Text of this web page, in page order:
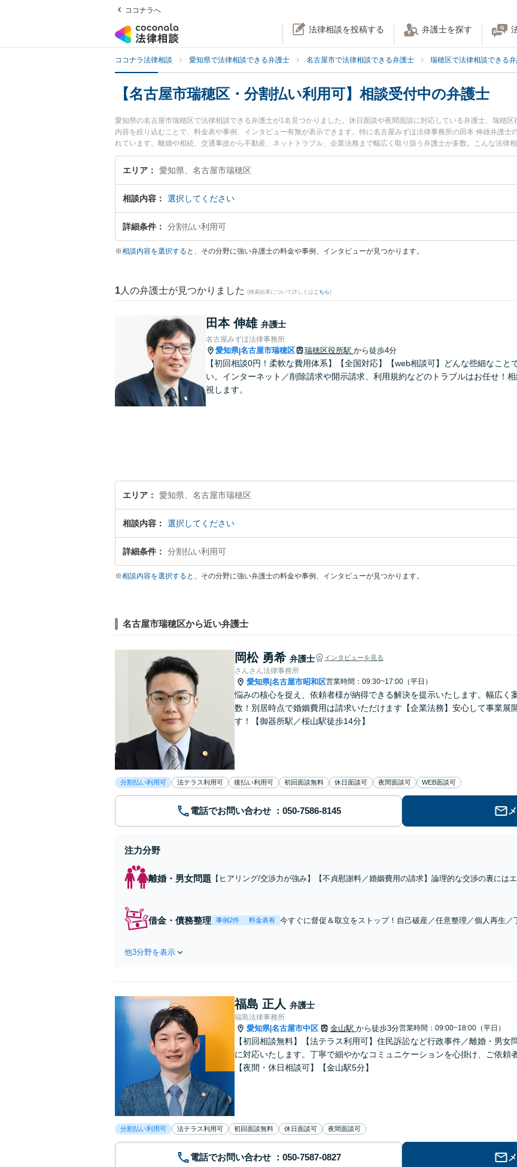
ココナラへ
法律相談を投稿する 弁護士を探す
ココナラ法律相談 愛知県で法律相談できる弁護士 名古屋市で法律相談できる弁護士 瑞穂区で法律相談できる
【名古屋市瑞穂区・分割払い利用可】相談受付中の弁護士
愛知県の名古屋市瑞穂区で法律相談できる弁護士が1名見つかりました。休日面談や夜間面談に対応している弁護士、瑞穂
内容を絞り込むことで、料金表や事例、インタビュー有無が表示できます。特に名古屋みずほ法律事務所の田本 伸雄弁護士
れています。離婚や相続、交通事故から不動産、ネットトラブル、企業法務まで幅広く取り扱う弁護士が多数。こんな法律
区で土日や夜間に発生した不倫慰謝料トラブルを今すぐに弁護士に相談したい』『交通事故の過失割合や後遺障害のトラブ
相談無料で自己破産や債務整理を法律相談できる名古屋市瑞穂区内の弁護士に相談予約したい』などでお困りの相談者さんに
エリア 愛知県、名古屋市瑞穂区
相談内容 選択してください
詳細条件 分割払い利用可
※相談内容を選択する と、その分野に強い弁護士の料金や事例、インタビューが見つかります。
1 人の弁護士が見つかりました (検索結果について詳しくは こちら)
田本 伸雄 弁護士
名古屋みずほ法律事務所
愛知県|名古屋市瑞穂区 瑞穂区役所駅 から徒歩4分
【初回相談0円！柔軟な費用体系】【全国対応】【web相談可】どんな些細なこと
い。インターネット／削除請求や開示請求、利用規約などのトラブルはお任せ！
視します。
エリア 愛知県、名古屋市瑞穂区
相談内容 選択してください
詳細条件 分割払い利用可
※相談内容を選択する と、その分野に強い弁護士の料金や事例、インタビューが見つかります。
名古屋市瑞穂区から近い弁護士
岡松 勇希 弁護士 インタビューを見る
さんさん法律事務所
愛知県|名古屋市昭和区営業時間：09:30~17:00（平日）
悩みの核心を捉え、依頼者様が納得できる解決を提示いたします。幅広く
数！別居時点で婚姻費用は請求いただけます【企業法務】安心して事業展
す！【御器所駅／桜山駅徒歩14分】
分割払い利用可 法テラス利用可 後払い利用可 初回面談無料 休日面談可 夜間面談可 WEB面談可
電話でお問い合わせ
注力分野
離婚・男女問題 【ヒアリング/交渉力が強み】【不貞慰謝料／婚姻費用の請求】論理的な交渉の裏には
借金・債務整理 事例2件 料金表有
今すぐに督促＆取立をストップ！自己破産／任意整理／個人再生／
他3分野を表示
福島 正人 弁護士
福島法律事務所
愛知県|名古屋市中区 金山駅 から徒歩3分営業時間：09:00~18:00（平日）
【初回相談無料】【法テラス利用可】住民訴訟など行政事件／離婚・男
に対応いたします。丁寧で細やかなコミュニケーションを心掛け、ご依頼
【夜間・休日相談可】【金山駅5分】
分割払い利用可 法テラス利用可 初回面談無料 休日面談可 夜間面談可
電話でお問い合わせ